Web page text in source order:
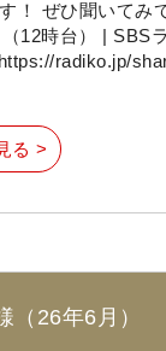
！ ぜひ聞いてみ
12時台） | SBS
radiko.jp/
る >
26年6月）